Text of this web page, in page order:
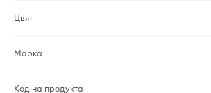
Цвят
Марка
Код на продукта